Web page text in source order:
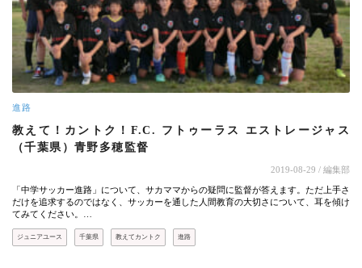
進路
教えて！カントク！F.C. フトゥーラス エストレージャス
（千葉県）青野多穂監督
2019-08-29 / 編集部
「中学サッカー進路」について、サカママからの疑問に監督が答えます。ただ上手さ
だけを追求するのではなく、サッカーを通した人間教育の大切さについて、耳を傾け
てみてください。…
ジュニアユース 千葉県 教えてカントク 進路